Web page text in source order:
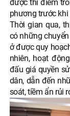
được thí điểm
phương trước
Thời gian qua,
có những
ở được quy
nhiên, hoạt
đấu giá quyền
dân, dẫn đến
soát, tiềm ẩn rủi